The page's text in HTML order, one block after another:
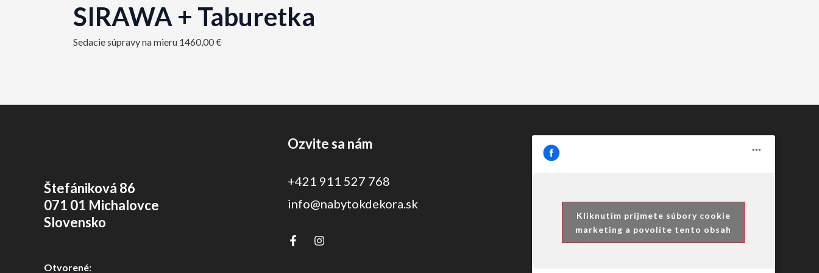
SIRAWA + Taburetka
Sedacie súpravy na mieru 1460,00€
Štefániková 86
071 01 Michalovce
Slovensko
Otvorené:
Ozvite sa nám
+421 911 527 768
info@nabytokdekora.sk
Kliknutím prijmete súbory cookie
marketing a povolíte tento obsah